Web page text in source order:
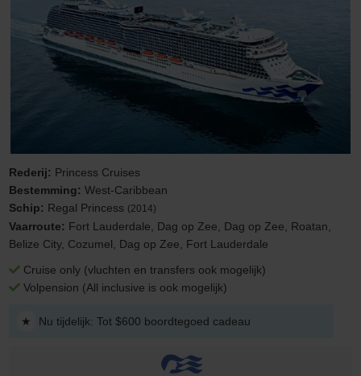
Rederij: Princess Cruises
Bestemming:West-Caribbean
Schip: Regal Princess (2014)
Vaarroute: Fort Lauderdale, Dag op Zee, Dag op Zee, Roatan,
Belize City, Cozumel, Dag op Zee, Fort Lauderdale
Cruise only (vluchten en transfers ook mogelijk)
Volpension (All inclusive is ook mogelijk)
★ Nu tijdelijk: Tot $600 boordtegoed cadeau